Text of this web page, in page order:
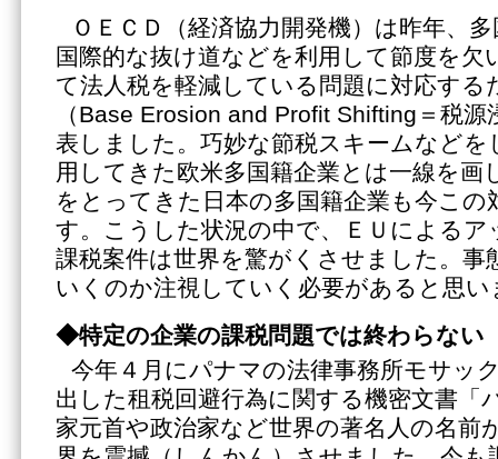
ＯＥＣＤ（経済協力開発機）は昨年、
国際的な抜け道などを利用して節度を欠
て法人税を軽減している問題に対応する
（Base Erosion and Profit Shifting＝税
表しました。巧妙な節税スキームなどを
用してきた欧米多国籍企業とは一線を画
をとってきた日本の多国籍企業も今この
す。こうした状況の中で、ＥＵによる
課税案件は世界を驚がくさせました。事
いくのか注視していく必要があると思い
◆特定の企業の課税問題では終わらない
今年４月にパナマの法律事務所モサッ
出した租税回避行為に関する機密文書「
家元首や政治家など世界の著名人の名前